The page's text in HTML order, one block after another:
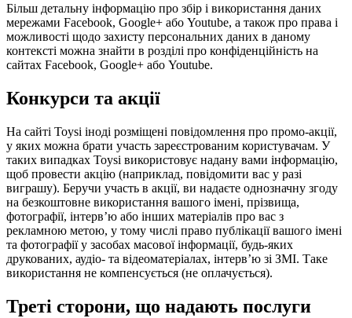
Більш детальну інформацію про збір і використання даних
мережами Facebook, Google+ або Youtube, а також про права і
можливості щодо захисту персональних даних в даному
контексті можна знайти в розділі про конфіденційність на
сайтах Facebook, Google+ або Youtube.
Конкурси та акції
На сайті Toysi іноді розміщені повідомлення про промо-акції,
у яких можна брати участь зареєстрованим користувачам. У
таких випадках Toysi використовує надану вами інформацію,
щоб провести акцію (наприклад, повідомити вас у разі
виграшу). Беручи участь в акції, ви надаєте однозначну згоду
на безкоштовне використання вашого імені, прізвища,
фотографії, інтерв’ю або інших матеріалів про вас з
рекламною метою, у тому числі право публікації вашого імені
та фотографії у засобах масової інформації, будь-яких
друкованих, аудіо- та відеоматеріалах, інтерв’ю зі ЗМІ. Таке
використання не компенсується (не оплачується).
Треті сторони, що надають послуги